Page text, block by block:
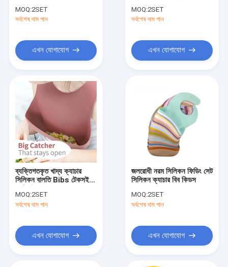
MOQ:2SET
সর্বশেষ দাম পান
এখন যোগাযোগ
MOQ:2SET
সর্বশেষ দাম পান
এখন যোগাযোগ
ব্যক্তিগতকৃত খাদ্য ক্যাচার
সিলিকন বালতি Bibs টেকসই
MOQ:2SET
সর্বশেষ দাম পান
এখন যোগাযোগ
জলরোধী নরম সিলিকন ফিডিং সেট
সিলিকন ক্যাচার বিব কিডস
MOQ:2SET
সর্বশেষ দাম পান
এখন যোগাযোগ